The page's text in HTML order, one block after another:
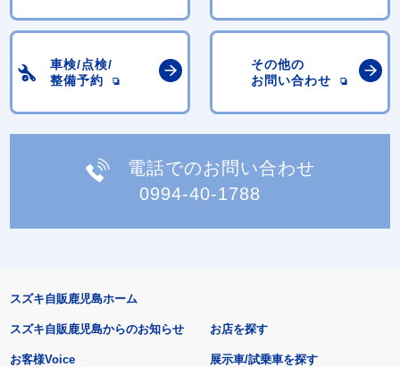
車検/点検/
整備予約
その他の
お問い合わせ
電話でのお問い合わせ
0994-40-1788
スズキ自販鹿児島ホーム
スズキ自販鹿児島からのお知らせ
お客様Voice
お店を探す
展示車/試乗車を探す